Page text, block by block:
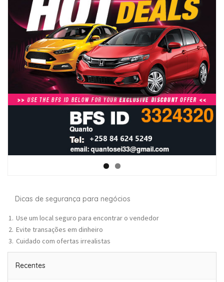
Dicas de segurança para negócios
Use um local seguro para encontrar o vendedor
Evite transações em dinheiro
Cuidado com ofertas irrealistas
Recentes